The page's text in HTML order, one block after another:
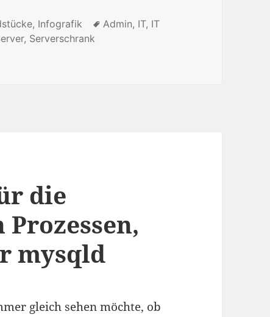
, Infografik Tags
Admin, IT, IT
, Serverschrank
die
mysqld
gleich sehen möchte, ob